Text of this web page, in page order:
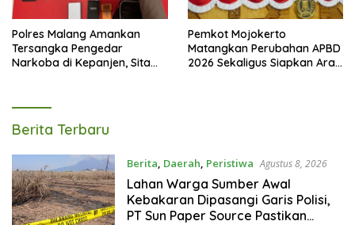
Polres Malang Amankan
Tersangka Pengedar
Narkoba di Kepanjen, Sita
Pemkot Mojokerto
Matangkan Perubahan APBD
2026 Sekaligus Siapkan Arah
Tagarterkini
Berita Terbaru
Berita, Daerah, Peristiwa Agustus 8, 2026
Lahan Warga Sumber Awal
Kebakaran Dipasangi Garis Polisi,
PT Sun Paper Source Pastikan